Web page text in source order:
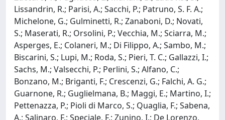
Lissandrin, R.; Parisi, A.; Sacchi, P.; Patruno, S. F. A.;
Michelone, G.; Gulminetti, R.; Zanaboni, D.; Novati,
S.; Maserati, R.; Orsolini, P.; Vecchia, M.; Sciarra, M.;
Asperges, E.; Colaneri, M.; Di Filippo, A.; Sambo, M.;
Biscarini, S.; Lupi, M.; Roda, S.; Pieri, T. C.; Gallazzi, I.;
Sachs, M.; Valsecchi, P.; Perlini, S.; Alfano, C.;
Bonzano, M.; Briganti, F.; Crescenzi, G.; Falchi, A. G.;
Guarnone, R.; Guglielmana, B.; Maggi, E.; Martino, I.;
Pettenazza, P.; Pioli di Marco, S.; Quaglia, F.; Sabena,
A.; Salinaro, F.; Speciale, F.; Zunino, I.; De Lorenzo,